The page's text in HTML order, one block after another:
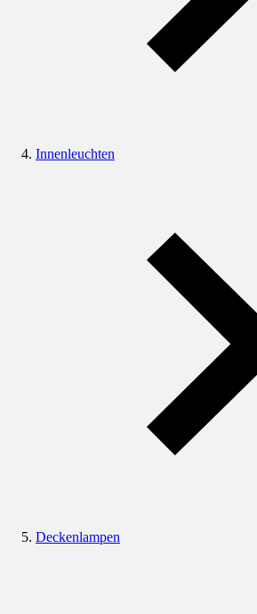
Innenleuchten
Deckenlampen